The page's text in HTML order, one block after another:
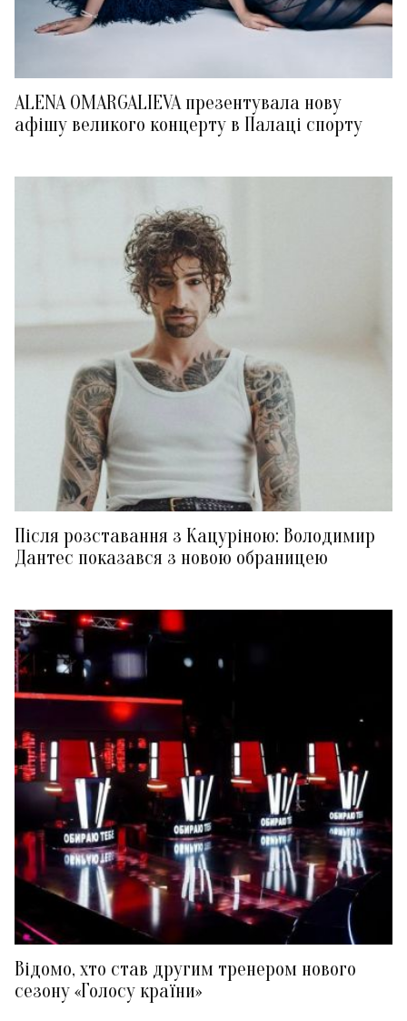
ALENA OMARGALIEVA презентувала нову
афішу великого концерту в Палаці спорту
Після розставання з Кацуріною: Володимир
Дантес показався з новою обраницею
Відомо, хто став другим тренером нового
сезону «Голосу країни»